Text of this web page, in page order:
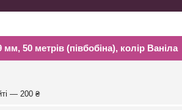
50 метрів (півбобіна), колір Ваніла
— 200 ₴